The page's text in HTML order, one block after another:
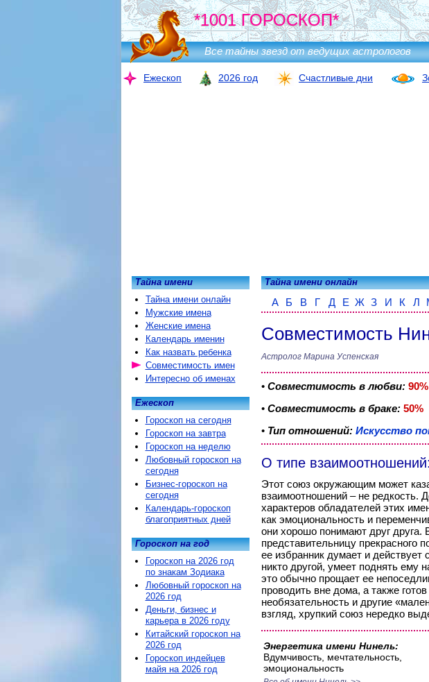
*1001 ГОРОСКОП*
Все тайны звезд от ведущих астрологов
Ежескоп 2026 год Счастливые дни
Тайна имени онлайн
А Б В Г Д Е Ж З И К Л
Совместимость
Астролог Марина Успенская
• Совместимость в любви: 90%
• Совместимость в браке: 50%
• Тип отношений: Искусство
О типе
Этот союз окружающим может
взаимоотношений – не редкость.
характеров обладателей этих
как эмоциональность и
они хорошо понимают друг друга.
представительницу прекрасного
ее избранник думает и
никто другой, умеет поднять ему
это обычно прощает ее
проводить вне дома, а также
необязательность и другие
взгляд, хрупкий союз нередко
Энергетика имени Нинель:
Вдумчивость, мечтательность,
эмоциональность
Тайна имени
Тайна имени онлайн
Мужские имена
Женские имена
Календарь именин
Как назвать ребенка
Совместимость имен
Интересно об именах
Ежескоп
Гороскоп на сегодня
Гороскоп на завтра
Гороскоп на неделю
Любовный гороскоп на
сегодня
Бизнес-гороскоп на
сегодня
Календарь-гороскоп
благоприятных дней
Гороскоп на год
Гороскоп на 2026 год
по знакам Зодиака
Любовный гороскоп на
2026 год
Деньги, бизнес и
карьера в 2026 году
Китайский гороскоп на
2026 год
Гороскоп индейцев
майя на 2026 год